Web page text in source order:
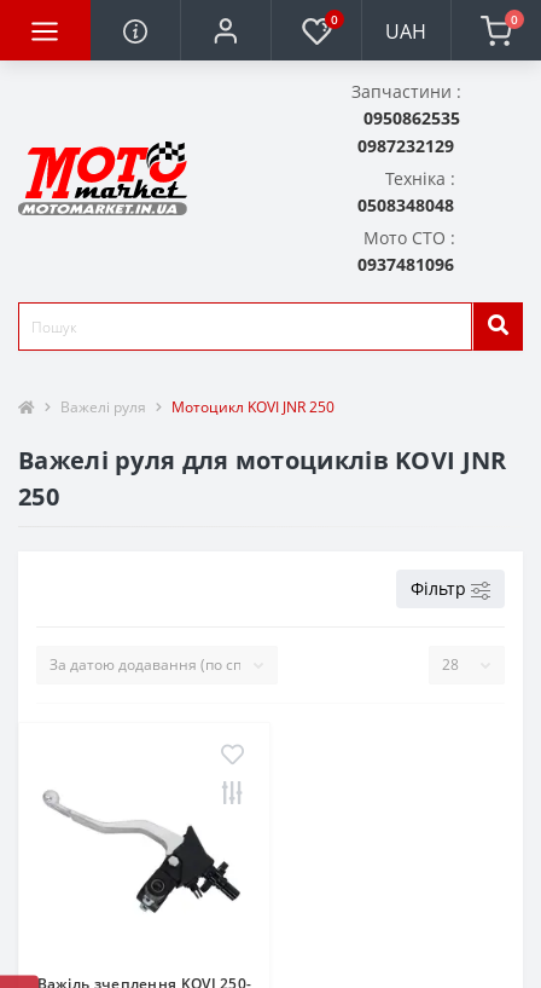
0 UAH 0
Запчастини :
0950862535
0987232129
Техніка :
0508348048
Мото СТО :
0937481096
Важелі руля Мотоцикл KOVI JNR 250
Важелі руля для мотоциклів KOVI JNR
250
Фільтр
Важіль зчеплення KOVI 250-